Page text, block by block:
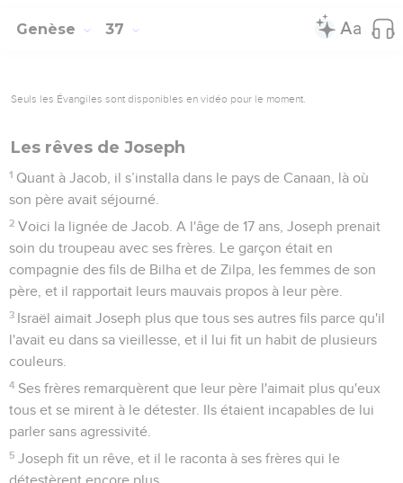
Genèse 37
Seuls les Évangiles sont disponibles en vidéo pour le moment.
Les rêves de Joseph
1 Quant à Jacob, il s’installa dans le pays de Canaan, là où
son père avait séjourné.
2 Voici la lignée de Jacob. A l'âge de 17 ans, Joseph prenait
soin du troupeau avec ses frères. Le garçon était en
compagnie des fils de Bilha et de Zilpa, les femmes de son
père, et il rapportait leurs mauvais propos à leur père.
3 Israël aimait Joseph plus que tous ses autres fils parce qu'il
l'avait eu dans sa vieillesse, et il lui fit un habit de plusieurs
couleurs.
4 Ses frères remarquèrent que leur père l'aimait plus qu'eux
tous et se mirent à le détester. Ils étaient incapables de lui
parler sans agressivité.
5 Joseph fit un rêve, et il le raconta à ses frères qui le
détestèrent encore plus.